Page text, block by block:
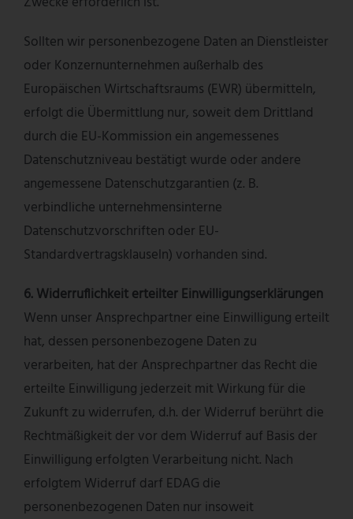
Sollten wir personenbezogene Daten an Dienstleister
oder Konzernunternehmen außerhalb des
Europäischen Wirtschaftsraums (EWR) übermitteln,
erfolgt die Übermittlung nur, soweit dem Drittland
durch die EU-Kommission ein angemessenes
Datenschutzniveau bestätigt wurde oder andere
angemessene Datenschutzgarantien (z. B.
verbindliche unternehmensinterne
Datenschutzvorschriften oder EU-
Standardvertragsklauseln) vorhanden sind.
6. Widerruflichkeit erteilter Einwilligungserklärungen
Wenn unser Ansprechpartner eine Einwilligung erteilt
hat, dessen personenbezogene Daten zu
verarbeiten, hat der Ansprechpartner das Recht die
erteilte Einwilligung jederzeit mit Wirkung für die
Zukunft zu widerrufen, d.h. der Widerruf berührt die
Rechtmäßigkeit der vor dem Widerruf auf Basis der
Einwilligung erfolgten Verarbeitung nicht. Nach
erfolgtem Widerruf darf EDAG die
personenbezogenen Daten nur insoweit